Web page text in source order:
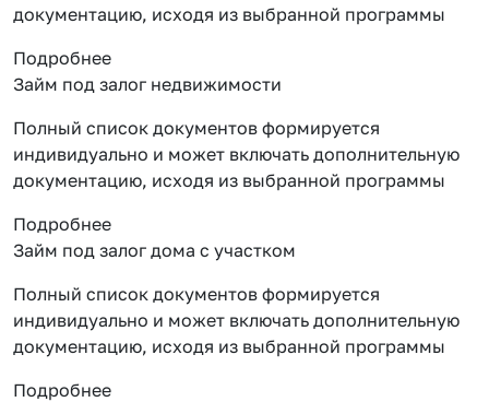
документацию, исходя из выбранной программы
Подробнее
Займ под залог недвижимости
Полный список документов формируется
индивидуально и может включать дополнительную
документацию, исходя из выбранной программы
Подробнее
Займ под залог дома с участком
Полный список документов формируется
индивидуально и может включать дополнительную
документацию, исходя из выбранной программы
Подробнее